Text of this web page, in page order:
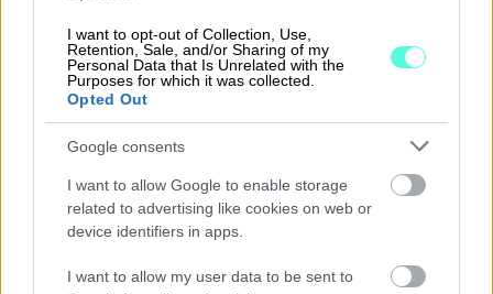
I want to opt-out of Collection, Use,
Retention, Sale, and/or Sharing of my
Personal Data that Is Unrelated with the
Purposes for which it was collected.
Opted Out
Google consents
I want to allow Google to enable storage
related to advertising like cookies on web or
device identifiers in apps.
I want to allow my user data to be sent to
kalenteri 2026
yhdistyvät
Tietoturva ei ole vaihtoehto –